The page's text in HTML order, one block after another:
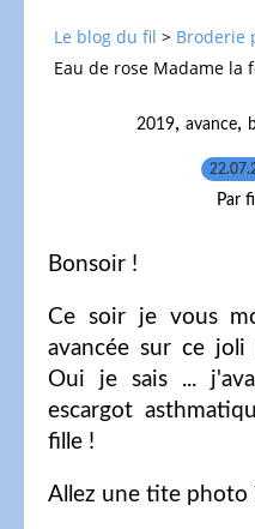
Le blog du fil > Broderie
Eau de rose Madame la
2019, avance,
Par
Bonsoir !
Ce soir je vous
avancée sur ce
Oui je sais ...
escargot
fille !
Allez une tite photo